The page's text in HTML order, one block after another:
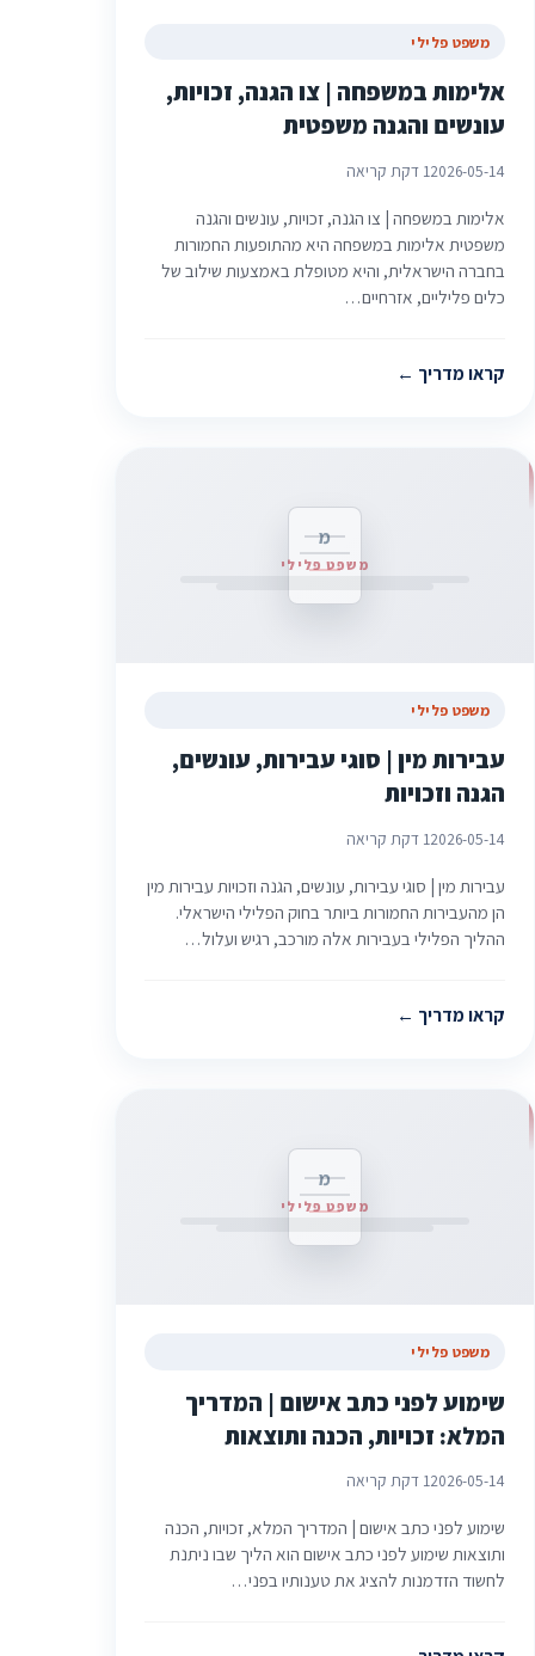
משפט פלילי
אלימות במשפחה | צו הגנה, זכויות,
עונשים והגנה משפטית
2026-05-141 דקת קריאה
אלימות במשפחה | צו הגנה, זכויות, עונשים והגנה
משפטית אלימות במשפחה היא מהתופעות החמורות
בחברה הישראלית, והיא מטופלת באמצעות שילוב של
כלים פליליים, אזרחיים…
קראו מדריך
מ
משפט פלילי
משפט פלילי
עבירות מין | סוגי עבירות, עונשים,
הגנה וזכויות
2026-05-141 דקת קריאה
עבירות מין | סוגי עבירות, עונשים, הגנה וזכויות עבירות מין
הן מהעבירות החמורות ביותר בחוק הפלילי הישראלי.
ההליך הפלילי בעבירות אלה מורכב, רגיש ועלול…
קראו מדריך
מ
משפט פלילי
משפט פלילי
שימוע לפני כתב אישום | המדריך
המלא: זכויות, הכנה ותוצאות
2026-05-141 דקת קריאה
שימוע לפני כתב אישום | המדריך המלא, זכויות, הכנה
ותוצאות שימוע לפני כתב אישום הוא הליך שבו ניתנת
לחשוד הזדמנות להציג את טענותיו בפני…